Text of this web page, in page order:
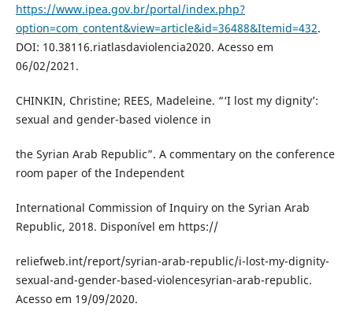
https://www.ipea.gov.br/portal/index.php?
option=com_content&view=article&id=36488&Itemid=432.
DOI: 10.38116.riatlasdaviolencia2020. Acesso em
06/02/2021.
CHINKIN, Christine; REES, Madeleine. “‘I lost my dignity’:
sexual and gender-based violence in
the Syrian Arab Republic”. A commentary on the conference
room paper of the Independent
International Commission of Inquiry on the Syrian Arab
Republic, 2018. Disponível em https://
reliefweb.int/report/syrian-arab-republic/i-lost-my-dignity-
sexual-and-gender-based-violencesyrian-arab-republic.
Acesso em 19/09/2020.